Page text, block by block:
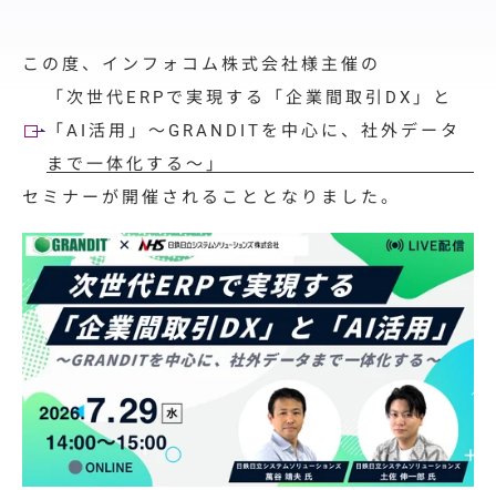
導入事例
ユースケース
お役立ち情報
資料ダウンロード
セミナー情報
よくあるご質問
特集コラム
この度、インフォコム株式会社様主催の
「次世代ERPで実現する「企業間取引DX」と
「AI活用」〜GRANDITを中心に、社外データ
まで一体化する〜」
セミナーが開催されることとなりました。